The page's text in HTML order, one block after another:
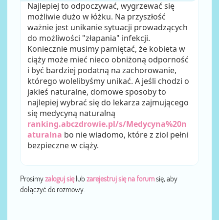
Najlepiej to odpoczywać, wygrzewać się
możliwie dużo w łóżku. Na przyszłość
ważnie jest unikanie sytuacji prowadzących
do możliwości "złapania" infekcji.
Koniecznie musimy pamiętać, że kobieta w
ciąży może mieć nieco obniżoną odporność
i być bardziej podatną na zachorowanie,
którego wolelibyśmy unikać. A jeśli chodzi o
jakieś naturalne, domowe sposoby to
najlepiej wybrać się do lekarza zajmującego
się medycyną naturalną
ranking.abczdrowie.pl/s/Medycyna%20n
aturalna bo nie wiadomo, które z ziol pełni
bezpieczne w ciąży.
Prosimyzaloguj sięlub zarejestruj się na forumsię, aby
dołączyć do rozmowy.